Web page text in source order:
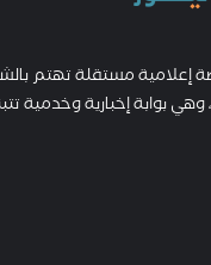
إعلامية مستقلة تهتم
بوابة إخبارية وخدمية